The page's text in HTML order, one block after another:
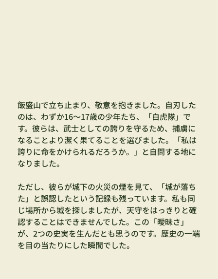
飯盛山で立ち止まり、敬意を抱きました。自刃した
のは、わずか16〜17歳の少年たち、「白虎隊」で
す。彼らは、武士としての誇りを守るため、捕虜に
なることより潔く果てることを選びました。「私は
誇りに命をかけられるだろうか。」と自問する地に
なりました。
ただし、彼らが城下の火災の煙を見て、「城が落ち
た」と誤認したという記録も残っています。私も同
じ場所から城を探しましたが、天守をはっきりと確
認することはできませんでした。この「曖昧さ」
が、2つの史実を生んだとも思うのです。歴史の一端
を目の当たりにした瞬間でした。